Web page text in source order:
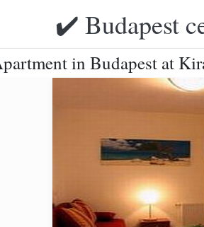
✔️ Budapest
in Budapest at